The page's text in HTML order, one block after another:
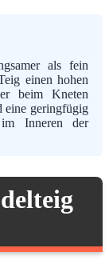
als fein
einen hohen
beim Kneten
eine geringfügig
Inneren der